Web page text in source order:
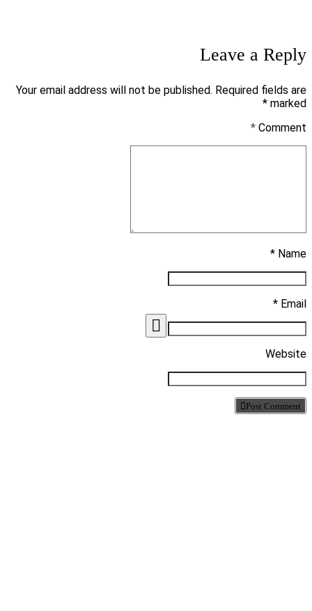
Leave a Reply
Your email address will not be published. Required fields are
marked *
Comment
*
Name *
Email *
Website
Post Comment